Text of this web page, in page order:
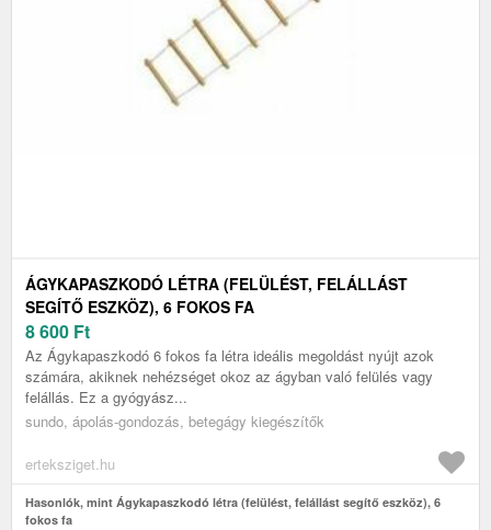
ÁGYKAPASZKODÓ LÉTRA (FELÜLÉST, FELÁLLÁST
SEGÍTŐ ESZKÖZ), 6 FOKOS FA
8 600 Ft
Az Ágykapaszkodó 6 fokos fa létra ideális megoldást nyújt azok
számára, akiknek nehézséget okoz az ágyban való felülés vagy
felállás. Ez a gyógyász...
sundo, ápolás-gondozás, betegágy kiegészítők
erteksziget.hu
Hasonlók, mint Ágykapaszkodó létra (felülést, felállást segítő eszköz), 6
fokos fa